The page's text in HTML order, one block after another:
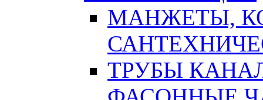
МАНЖЕТЫ,
ТРУБЫ